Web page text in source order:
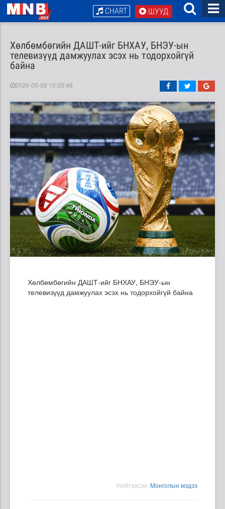
ШУУД
CHART
Хөлбөмбөгийн ДАШТ-ийг БНХАУ, БНЭУ-ын
телевизүүд дамжуулах эсэх нь тодорхойгүй
байна
2026-05-09 10:33:48
Хөлбөмбөгийн ДАШТ-ийг БНХАУ, БНЭУ-ын
телевизүүд дамжуулах эсэх нь тодорхойгүй байна
Нийтэлсэн: Moнголын мэдээ